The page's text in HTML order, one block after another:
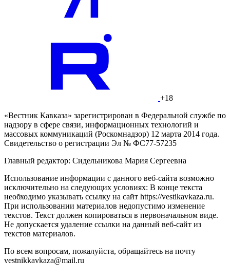
+18
«Вестник Кавказа» зарегистрирован в Федеральной службе по
надзору в сфере связи, информационных технологий и
массовых коммуникаций (Роскомнадзор) 12 марта 2014 года.
Свидетельство о регистрации Эл № ФС77-57235
Главный редактор: Сидельникова Мария Сергеевна
Использование информации с данного веб-сайта возможно
исключительно на следующих условиях: В конце текста
необходимо указывать ссылку на сайт https://vestikavkaza.ru.
При использовании материалов недопустимо изменение
текстов. Текст должен копироваться в первоначальном виде.
Не допускается удаление ссылки на данный веб-сайт из
текстов материалов.
По всем вопросам, пожалуйста, обращайтесь на почту
vestnikkavkaza@mail.ru